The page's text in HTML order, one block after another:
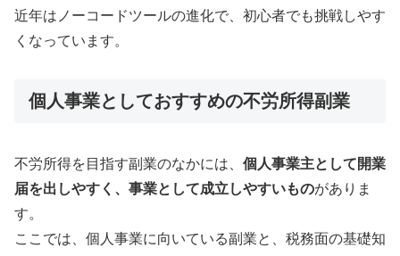
近年はノーコードツールの進化で、初心者でも挑戦しやす
くなっています。
個人事業としておすすめの不労所得副業
不労所得を目指す副業のなかには、 個人事業主として開業
届を出しやすく、事業として成立しやすいものがありま
す。
ここでは、個人事業に向いている副業と、税務面の基礎知